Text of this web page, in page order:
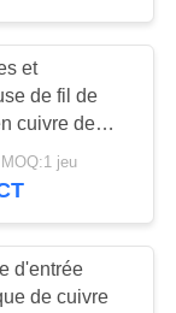
142
et
de fil de
cuivre de
jeu
d'entrée
de cuivre